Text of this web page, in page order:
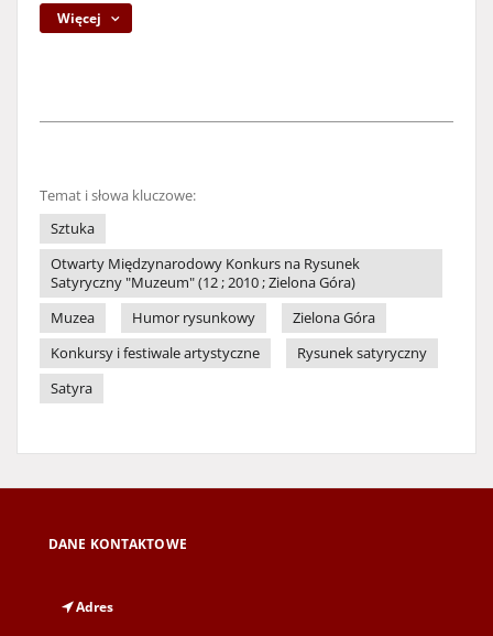
Więcej
Temat i słowa kluczowe:
Sztuka
Otwarty Międzynarodowy Konkurs na Rysunek
Satyryczny "Muzeum" (12 ; 2010 ; Zielona Góra)
Muzea
Humor rysunkowy
Zielona Góra
Konkursy i festiwale artystyczne
Rysunek satyryczny
Satyra
DANE KONTAKTOWE
Adres